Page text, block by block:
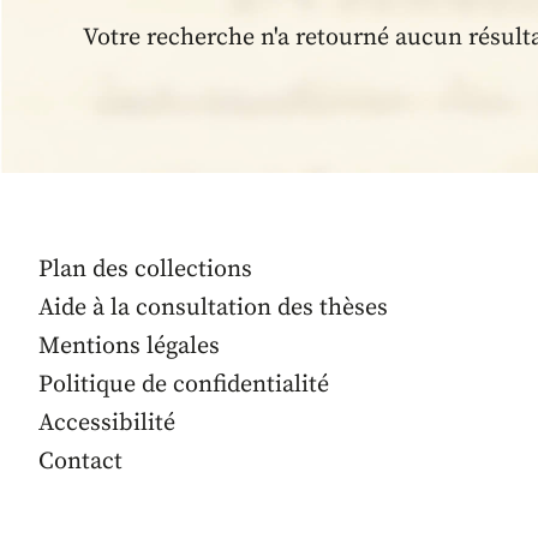
Votre recherche n'a retourné aucun
Plan des collections
Aide à la consultation des thèses
Mentions légales
Politique de confidentialité
Accessibilité
Contact